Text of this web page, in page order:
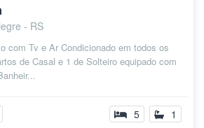
- RS
com Tv e Ar Condicionado em todos os
de Casal e 1 de Solteiro equipado com
5 1